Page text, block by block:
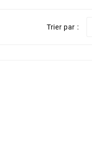
Trier par :